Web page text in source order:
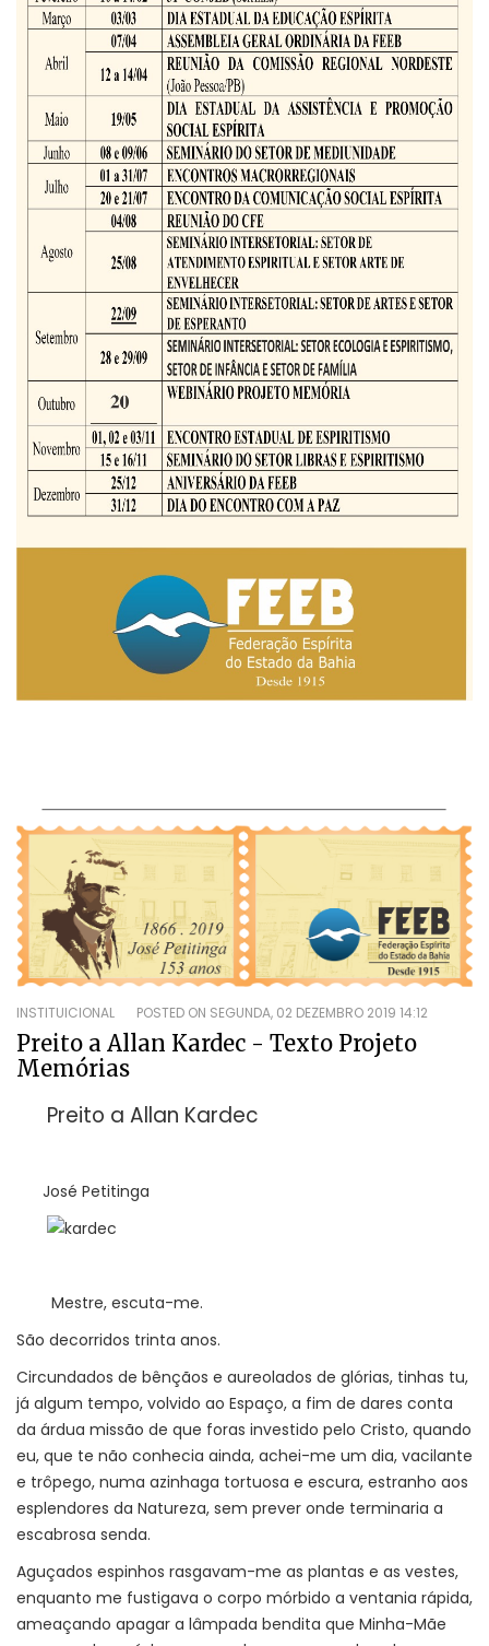
INSTITUICIONAL POSTED ON SEGUNDA, 02 DEZEMBRO 2019 14:12
Preito a Allan Kardec - Texto Projeto
Memórias
Preito a Allan Kardec
José Petitinga
Mestre, escuta-me.
São decorridos trinta anos.
Circundados de bênçãos e aureolados de glórias, tinhas tu,
já algum tempo, volvido ao Espaço, a fim de dares conta
da árdua missão de que foras investido pelo Cristo, quando
eu, que te não conhecia ainda, achei-me um dia, vacilante
e trôpego, numa azinhaga tortuosa e escura, estranho aos
esplendores da Natureza, sem prever onde terminaria a
escabrosa senda.
Aguçados espinhos rasgavam-me as plantas e as vestes,
enquanto me fustigava o corpo mórbido a ventania rápida,
ameaçando apagar a lâmpada bendita que Minha-Mãe